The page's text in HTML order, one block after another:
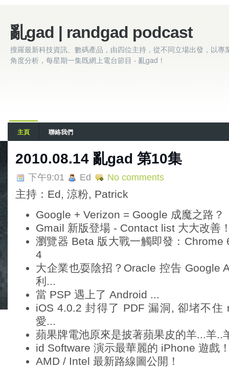
亂gad | randgad podcast
搜羅最新科技資訊、數碼產品，由四位主持，從不同立場出發，以專
角度分析，每星期一集既網上電台節目 - 亂gad！
主頁 聯絡我們
2010.08.14 亂gad 第10集
下午9:01 Ed No comments
主持：Ed, 涼粉, Patrick
Google + Verizon = Google 成魔之路？
Gmail 新版登場 - Contact list 大大改善
瀏覽器 Beta 版大戰一觸即發：
4
大企業也耍陰招？Oracle 控告 Google
利...
當 PSP 遇上了 Android ...
iOS 4.0.2 封得了 PDF 漏洞, 卻堵不住
愛...
蘋果牌電池原來是披著蘋果皮的羊...羊..
id Software 演示最華麗的 iPhone 遊戲
AMD / Intel 最新路線圖公開！